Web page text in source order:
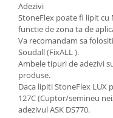
Adezivi
StoneFlex poate fi lipit cu
functie de zona ta de
Va recomandam sa
Soudall (FixALL ).
Ambele tipuri de adezivi
produse.
Daca lipiti StoneFlex LUX
127C (Cuptor/semineu
adezivul ASK DS770.